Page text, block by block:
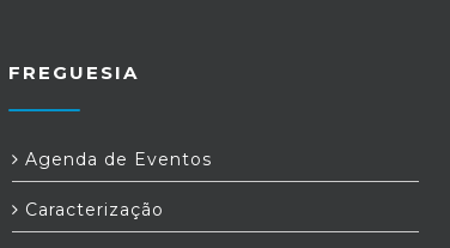
FREGUESIA
Agenda de Eventos
Caracterização